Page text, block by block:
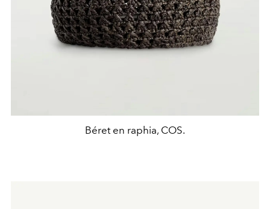
Béret en raphia, COS.